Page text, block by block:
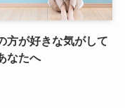
方が好きな気がして
なたへ